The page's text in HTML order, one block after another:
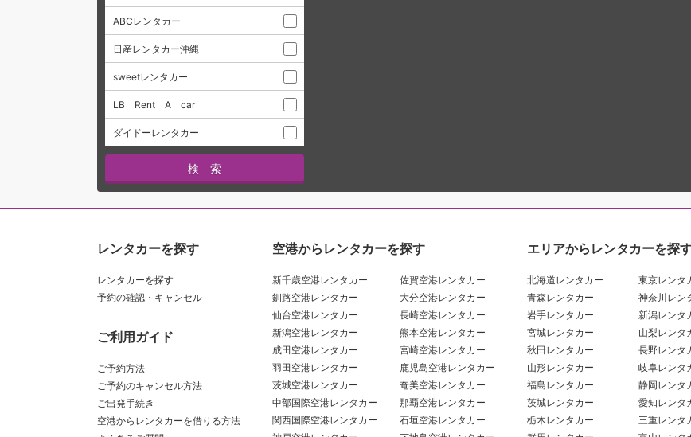
ABCレンタカー
日産レンタカー沖縄
sweetレンタカー
LB Rent A car
ダイドーレンタカー
レンタカーを探す
レンタカーを探す
予約の確認・キャンセル
ご利用ガイド
ご予約方法
ご予約のキャンセル方法
ご出発手続き
空港からレンタカーを借りる方法
空港からレンタカーを探す
新千歳空港レンタカー
釧路空港レンタカー
仙台空港レンタカー
新潟空港レンタカー
成田空港レンタカー
羽田空港レンタカー
茨城空港レンタカー
中部国際空港レンタカー
関西国際空港レンタカー
佐賀空港レンタカー
大分空港レンタカー
長崎空港レンタカー
熊本空港レンタカー
宮崎空港レンタカー
鹿児島空港レンタカー
奄美空港レンタカー
那覇空港レンタカー
石垣空港レンタカー
エリアからレンタカーを探
北海道レンタカー
青森レンタカー
岩手レンタカー
宮城レンタカー
秋田レンタカー
山形レンタカー
福島レンタカー
茨城レンタカー
栃木レンタカー
東京レンタ
神奈川レン
新潟レンタ
山梨レンタ
長野レンタ
岐阜レンタ
静岡レンタ
愛知レンタ
三重レンタ